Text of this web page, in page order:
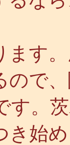
ます
ので
す。
き始